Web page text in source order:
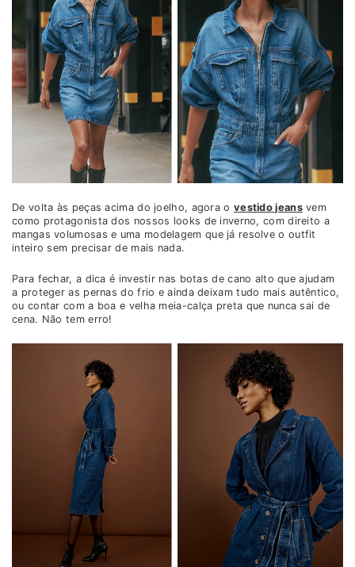
De volta às peças acima do joelho, agora o vestido jeansvem
como protagonista dos nossos looks de inverno, com direito a
mangas volumosas e uma modelagem que já resolve o outfit
inteiro sem precisar de mais nada.
Para fechar, a dica é investir nas botas de cano alto que ajudam
a proteger as pernas do frio e ainda deixam tudo mais autêntico,
ou contar com a boa e velha meia-calça preta que nunca sai de
cena. Não tem erro!